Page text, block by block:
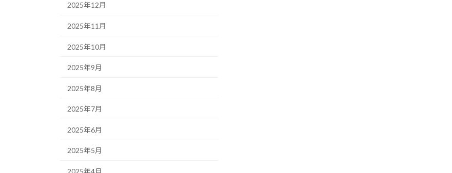
2025年12月
2025年11月
2025年10月
2025年9月
2025年8月
2025年7月
2025年6月
2025年5月
2025年4月